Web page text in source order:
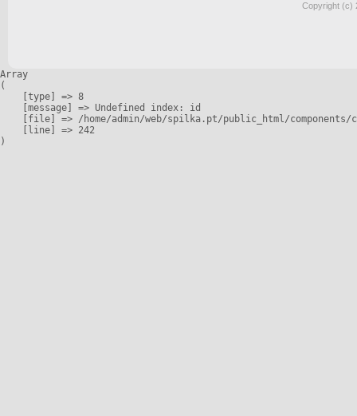
Copyright (c)
Array
(
    [type] => 8
    [message] => Undefined index: id
[file] => /home/admin/web/spilka.pt/public_html/
    [line] => 242